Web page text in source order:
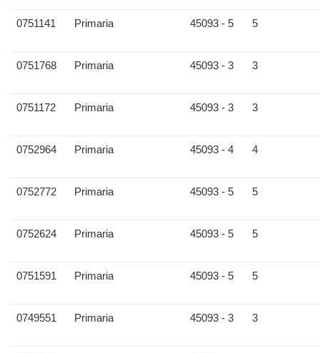
0751141 Primaria 45093 - 5 5
0751768 Primaria 45093 - 3 3
0751172 Primaria 45093 - 3 3
0752964 Primaria 45093 - 4 4
0752772 Primaria 45093 - 5 5
0752624 Primaria 45093 - 5 5
0751591 Primaria 45093 - 5 5
0749551 Primaria 45093 - 3 3